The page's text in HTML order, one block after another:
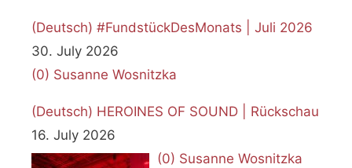
(Deutsch) #FundstückDesMonats | Juli 2026
30. July 2026
(0) Susanne Wosnitzka
(Deutsch) HEROINES OF SOUND | Rückschau
16. July 2026
(0) Susanne Wosnitzka